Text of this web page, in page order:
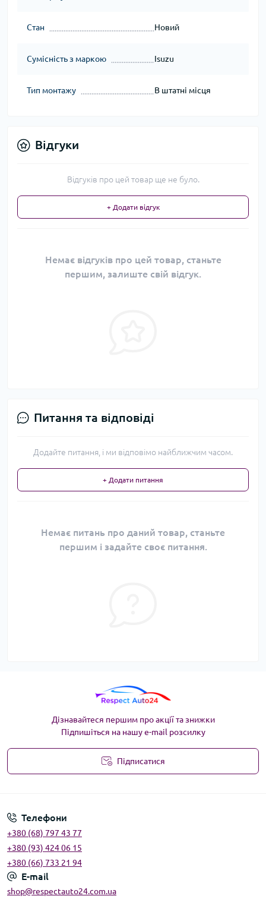
Стан Новий
Сумісність з маркою Isuzu
Тип монтажу В штатні місця
Відгуки
Відгуків про цей товар ще не було.
+ Додати відгук
Немає відгуків про цей товар, станьте
першим, залиште свій відгук.
Питання та відповіді
Додайте питання, і ми відповімо найближчим часом.
+ Додати питання
Немає питань про даний товар, станьте
першим і задайте своє питання.
Дізнавайтеся першим про акції та знижки
Підпишіться на нашу e-mail розсилку
Підписатися
Телефони
+380 (68) 797 43 77
+380 (93) 424 06 15
+380 (66) 733 21 94
E-mail
shop@respectauto24.com.ua